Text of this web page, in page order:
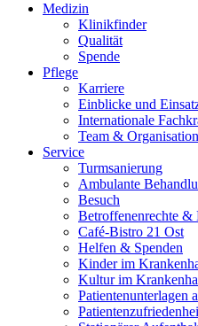
Medizin
Klinikfinder
Qualität
Spende
Pflege
Karriere
Einblicke und
Internationale
Team & Organisation
Service
Turmsanierung
Ambulante
Besuch
Betroffenenrechte &
Café-Bistro 21 Ost
Helfen & Spenden
Kinder im
Kultur im
Patientenunterlagen